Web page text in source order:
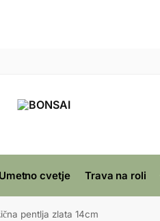
Umetno cvetje Trava na roli
pentlja zlata 14cm